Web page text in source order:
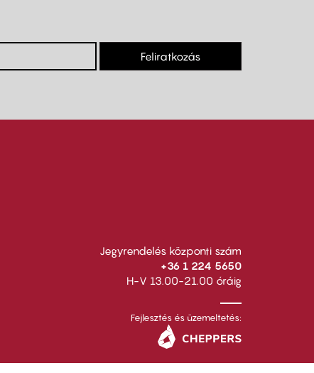
Feliratkozás
Jegyrendelés központi szám
+36 1 224 5650
H-V 13.00-21.00 óráig
Fejlesztés és üzemeltetés: